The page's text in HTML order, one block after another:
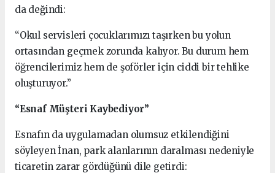
da değindi:
“Okul servisleri çocuklarımızı taşırken bu yolun
ortasından geçmek zorunda kalıyor. Bu durum hem
öğrencilerimiz hem de şoförler için ciddi bir tehlike
oluşturuyor.”
“Esnaf Müşteri Kaybediyor”
Esnafın da uygulamadan olumsuz etkilendiğini
söyleyen İnan, park alanlarının daralması nedeniyle
ticaretin zarar gördüğünü dile getirdi: